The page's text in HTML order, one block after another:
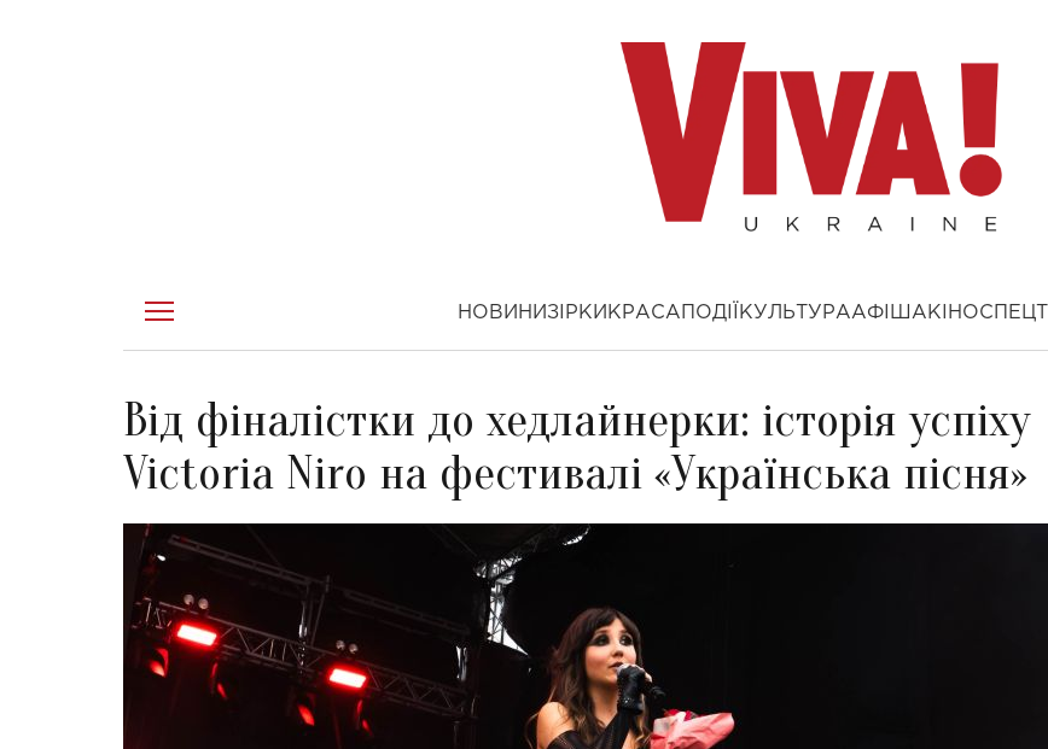
НОВИНИ ЗІРКИ КРАСА ПОДІЇ КУЛЬТУРААФІША КІНО
Від фіналістки до хедлайнерки: історія успіху
Victoria Niro на фестивалі «Українська пісня»